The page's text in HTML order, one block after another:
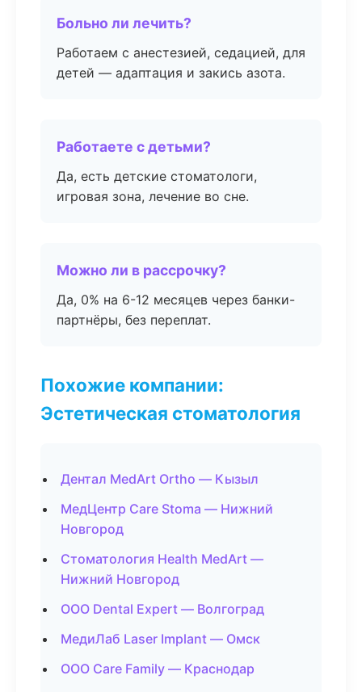
Больно ли лечить?
Работаем с анестезией, седацией, для
детей — адаптация и закись азота.
Работаете с детьми?
Да, есть детские стоматологи,
игровая зона, лечение во сне.
Можно ли в рассрочку?
Да, 0% на 6-12 месяцев через банки-
партнёры, без переплат.
Похожие компании:
Эстетическая стоматология
Дентал MedArt Ortho — Кызыл
МедЦентр Care Stoma — Нижний
Новгород
Стоматология Health MedArt —
Нижний Новгород
ООО Dental Expert — Волгоград
МедиЛаб Laser Implant — Омск
ООО Care Family — Краснодар